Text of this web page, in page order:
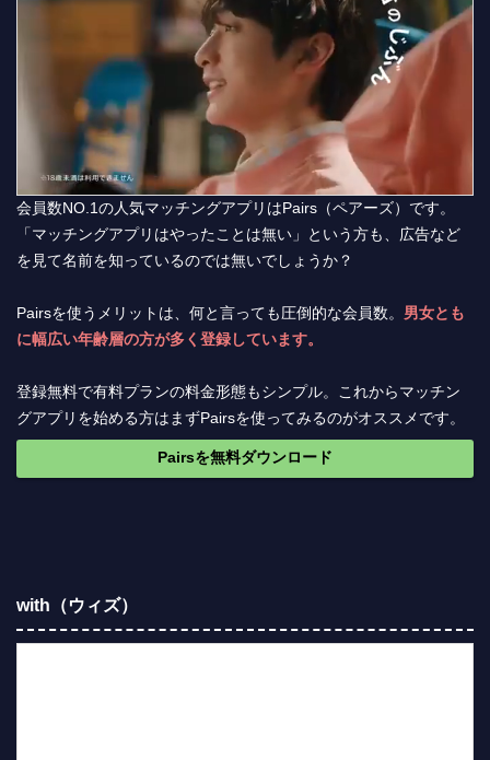
会員数NO.1の人気マッチングアプリはPairs（ペアーズ）です。
「マッチングアプリはやったことは無い」という方も、広告など
を見て名前を知っているのでは無いでしょうか？
Pairsを使うメリットは、何と言っても圧倒的な会員数。 男女とも
に幅広い年齢層の方が多く登録しています。
登録無料で有料プランの料金形態もシンプル。これからマッチン
グアプリを始める方はまずPairsを使ってみるのがオススメです。
Pairsを無料ダウンロード
with（ウィズ）